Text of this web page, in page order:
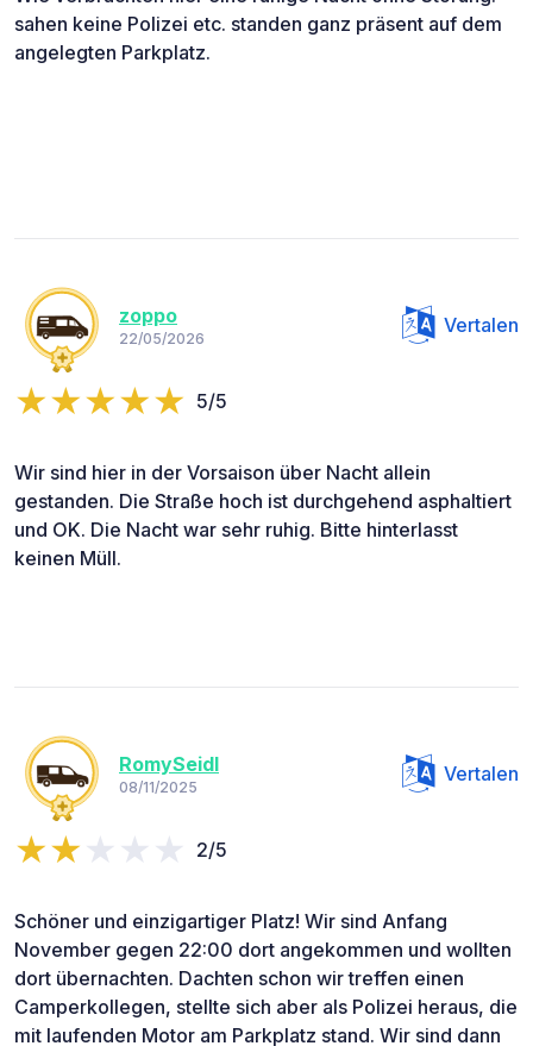
sahen keine Polizei etc. standen ganz präsent auf dem
angelegten Parkplatz.
zoppo
22/05/2026
Vertalen
5/5
Wir sind hier in der Vorsaison über Nacht allein
gestanden. Die Straße hoch ist durchgehend asphaltiert
und OK. Die Nacht war sehr ruhig. Bitte hinterlasst
keinen Müll.
RomySeidl
08/11/2025
Vertalen
2/5
Schöner und einzigartiger Platz! Wir sind Anfang
November gegen 22:00 dort angekommen und wollten
dort übernachten. Dachten schon wir treffen einen
Camperkollegen, stellte sich aber als Polizei heraus, die
mit laufenden Motor am Parkplatz stand. Wir sind dann